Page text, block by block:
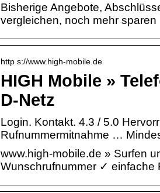
Bisherige Angebote,
vergleichen, noch mehr
http s://www.high-mobile.de
HIGH Mobile »
D-Netz
Login. Kontakt. 4.3 / 5.0
Rufnummermitnahme …
www.high-mobile.de » Surfen
Wunschrufnummer ✓ einfache